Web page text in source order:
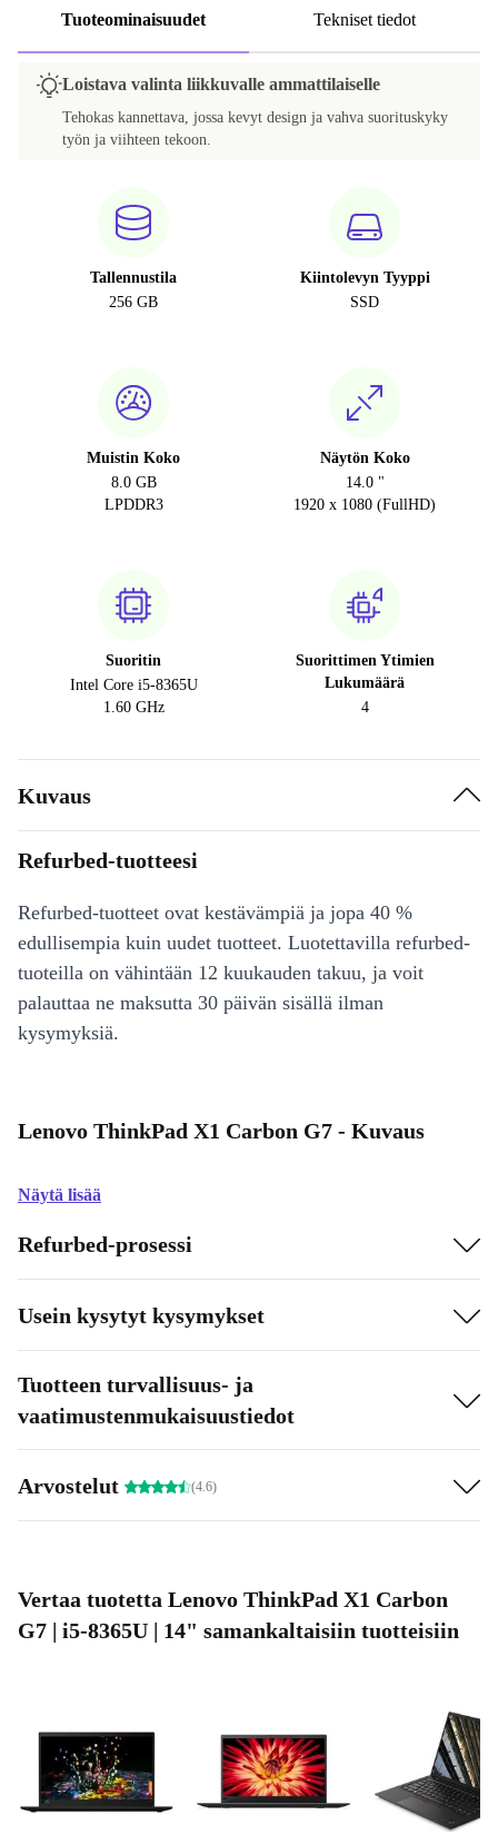
Tuoteominaisuudet Tekniset tiedot
Loistava valinta liikkuvalle ammattilaiselle
Tehokas kannettava, jossa kevyt design ja vahva suorituskyky
työn ja viihteen tekoon.
Tallennustila
256 GB
Kiintolevyn Tyyppi
SSD
Muistin Koko
8.0 GB
LPDDR3
Näytön Koko
14.0 "
1920 x 1080 (FullHD)
Suoritin
Intel Core i5-8365U
1.60 GHz
Suorittimen Ytimien
Lukumäärä
4
Kuvaus
Refurbed-tuotteesi
Refurbed-tuotteet ovat kestävämpiä ja jopa 40 %
edullisempia kuin uudet tuotteet. Luotettavilla refurbed-
tuoteilla on vähintään 12 kuukauden takuu, ja voit
palauttaa ne maksutta 30 päivän sisällä ilman
kysymyksiä.
Lenovo ThinkPad X1 Carbon G7 - Kuvaus
Näytä lisää
Refurbed-prosessi
Usein kysytyt kysymykset
Tuotteen turvallisuus- ja
vaatimustenmukaisuustiedot
Arvostelut (4.6)
Vertaa tuotetta Lenovo ThinkPad X1 Carbon
G7 | i5-8365U | 14" samankaltaisiin tuotteisiin